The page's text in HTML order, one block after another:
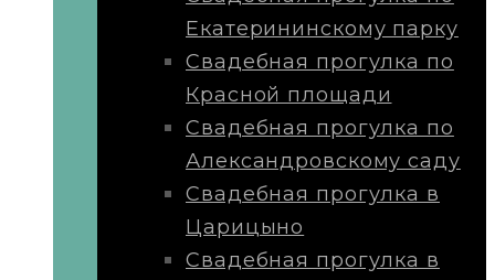
Екатерининскому парку
Свадебная прогулка по
Красной площади
Свадебная прогулка по
Александровскому саду
Свадебная прогулка в
Царицыно
Свадебная прогулка в